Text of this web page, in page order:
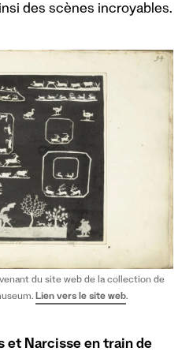
des scènes incroyables.
du site web de la collection de
Lien vers le site web.
et Narcisse en train de